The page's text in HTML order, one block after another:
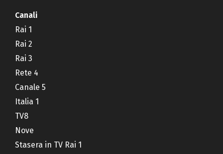
Canali
Rai 1
Rai 2
Rai 3
Rete 4
Canale 5
Italia 1
TV8
Nove
Stasera in TV Rai 1